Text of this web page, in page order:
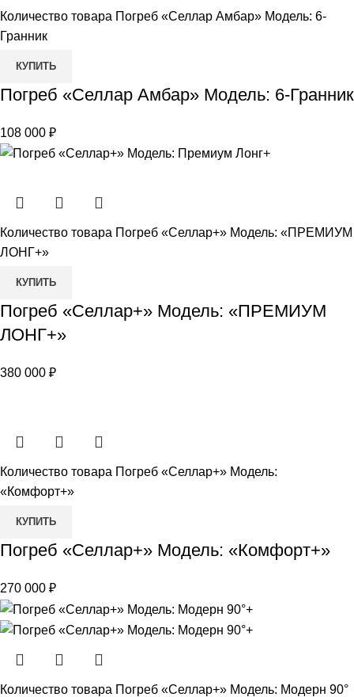
Количество товара Погреб «Селлар Амбар» Модель: 6-
Гранник
КУПИТЬ
Погреб «Селлар Амбар» Модель: 6-Гранник
108 000 ₽
Количество товара Погреб «Селлар+» Модель: «ПРЕМИУМ
ЛОНГ+»
КУПИТЬ
Погреб «Селлар+» Модель: «ПРЕМИУМ
ЛОНГ+»
380 000 ₽
Количество товара Погреб «Селлар+» Модель:
«Комфорт+»
КУПИТЬ
Погреб «Селлар+» Модель: «Комфорт+»
270 000 ₽
Количество товара Погреб «Селлар+» Модель: Модерн 90°